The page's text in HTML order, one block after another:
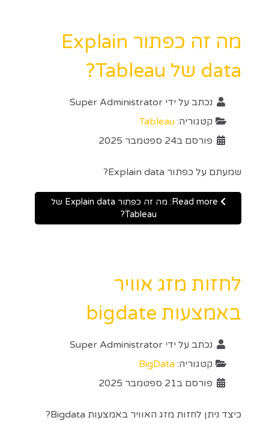
מה זה כפתור Explain
data של Tableau?
נכתב על ידי Super Administrator
קטגוריה: Tableau
פורסם ב24 ספטמבר 2025
שמעתם על כפתור Explain data?
Read more: מה זה כפתור Explain data של
Tableau?
לחזות מזג אוויר
באמצעות bigdate
נכתב על ידי Super Administrator
קטגוריה: BigData
פורסם ב21 ספטמבר 2025
כיצד ניתן לחזות מזג האוויר באמצעות Bigdata?